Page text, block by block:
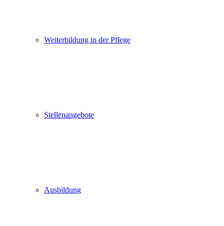
Weiterbildung in der Pflege
Stellenangebote
Ausbildung